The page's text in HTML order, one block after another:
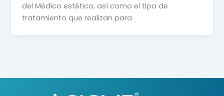
del Médico estético, así como el tipo de
tratamiento que realizan para